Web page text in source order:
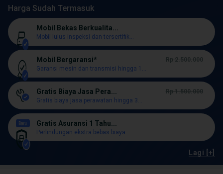
Harga Sudah Termasuk
Mobil Bekas Berkualita...
Mobil lulus inspeksi dan tersertifik...
Mobil Bergaransi*
Rp 2.500.000
Garansi mesin dan transmisi hingga 1...
Gratis Biaya Jasa Pera...
Rp 1.500.000
Gratis biaya jasa perawatan hingga 3...
Gratis Asuransi 1 Tahu...
Perlindungan ekstra bebas biaya
Lagi [+]